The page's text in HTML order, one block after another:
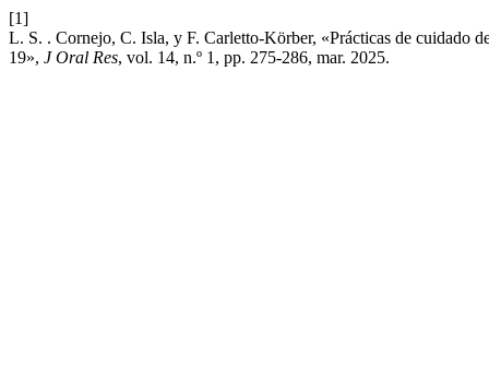
[1]
L. S. . Cornejo, C. Isla, y F. Carletto-Körber, «Prácticas de cuidado
19», J Oral Res, vol. 14, n.º 1, pp. 275-286, mar. 2025.